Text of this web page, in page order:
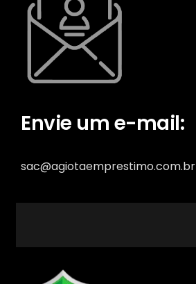
Envie um e-mail:
sac@agiotaemprestimo.com.br